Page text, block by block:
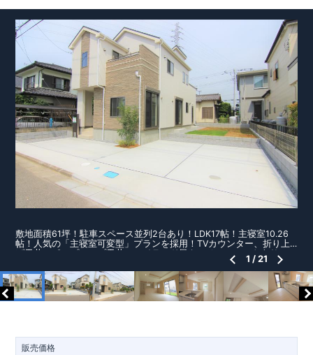
販売価格
敷地面積61坪！駐車スペース並列2台あり！LDK17帖！主寝室10.26
帖！人気の「主寝室可変型」プランを採用！TVカウンター、折り上
げ天井、ポップアップ天井、アイランド風キッチン、ロフトあり！
1 /21